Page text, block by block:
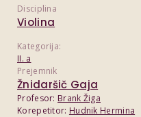
Disciplina
Violina
Kategorija:
II. a
Prejemnik
Žnidaršič Gaja
Profesor: Brank Žiga
Korepetitor: Hudnik Hermina